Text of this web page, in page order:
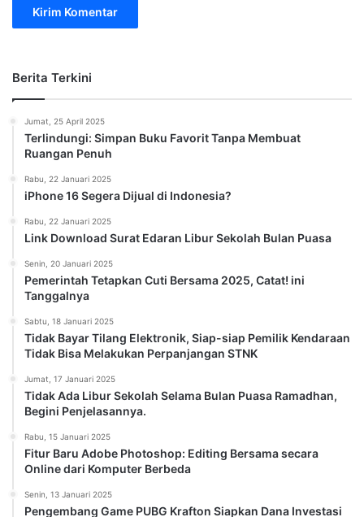
Berita Terkini
Jumat, 25 April 2025
Terlindungi: Simpan Buku Favorit Tanpa Membuat
Ruangan Penuh
Rabu, 22 Januari 2025
iPhone 16 Segera Dijual di Indonesia?
Rabu, 22 Januari 2025
Link Download Surat Edaran Libur Sekolah Bulan Puasa
Senin, 20 Januari 2025
Pemerintah Tetapkan Cuti Bersama 2025, Catat! ini
Tanggalnya
Sabtu, 18 Januari 2025
Tidak Bayar Tilang Elektronik, Siap-siap Pemilik Kendaraan
Tidak Bisa Melakukan Perpanjangan STNK
Jumat, 17 Januari 2025
Tidak Ada Libur Sekolah Selama Bulan Puasa Ramadhan,
Begini Penjelasannya.
Rabu, 15 Januari 2025
Fitur Baru Adobe Photoshop: Editing Bersama secara
Online dari Komputer Berbeda
Senin, 13 Januari 2025
Pengembang Game PUBG Krafton Siapkan Dana Investasi